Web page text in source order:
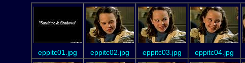
eppitc01.jpg eppitc02.jpg eppitc03.jpg eppitc04.jpg